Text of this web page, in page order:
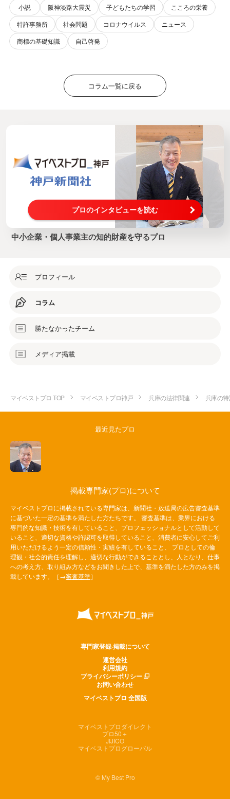
小説 阪神淡路大震災 子どもたちの学習
こころの栄養
特許事務所
社会問題 コロナウイルス
ニュース
商標の基礎知識
自己啓発
コラム一覧に戻る
プロのインタビューを読む
中小企業・個人事業主の知的財産を守るプロ
プロフィール
コラム
勝たなかったチーム
メディア掲載
マイベストプロ TOP マイベストプロ神戸 兵庫の法律関連 兵庫の
最近見たプロ
掲載専門家(プロ)について
マイベストプロに掲載されている専門家は、新聞社・放送局の広告審査基準
に基づいた一定の基準を満たした方たちです。 審査基準は、業界における
専門的な知識・技術を有していること、プロフェッショナルとして活動して
いること、適切な資格や許認可を取得していること、消費者に安心してご利
用いただけるよう一定の信頼性・実績を有していること、 プロとしての倫
理観・社会的責任を理解し、適切な行動ができることとし、人となり、仕事
への考え方、取り組み方などをお聞きした上で、基準を満たした方のみを掲
載しています。［→審査基準］
専門家登録·掲載について
運営会社
利用規約
プライバシーポリシー
お問い合わせ
マイベストプロ 全国版
マイベストプロダイレクト
プロ50＋
JIJICO
マイベストプログローバル
© My Best Pro